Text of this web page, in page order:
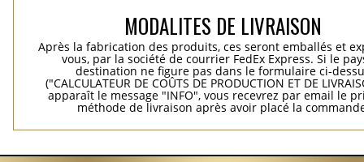
MODALITES DE LIVRAISON
Après la fabrication des produits, ces seront emballés et
vous, par la société de courrier FedEx Express. Si le
destination ne figure pas dans le formulaire ci-
("CALCULATEUR DE COÛTS DE PRODUCTION ET DE
apparaît le message "INFO", vous recevrez par email le
méthode de livraison après avoir placé la